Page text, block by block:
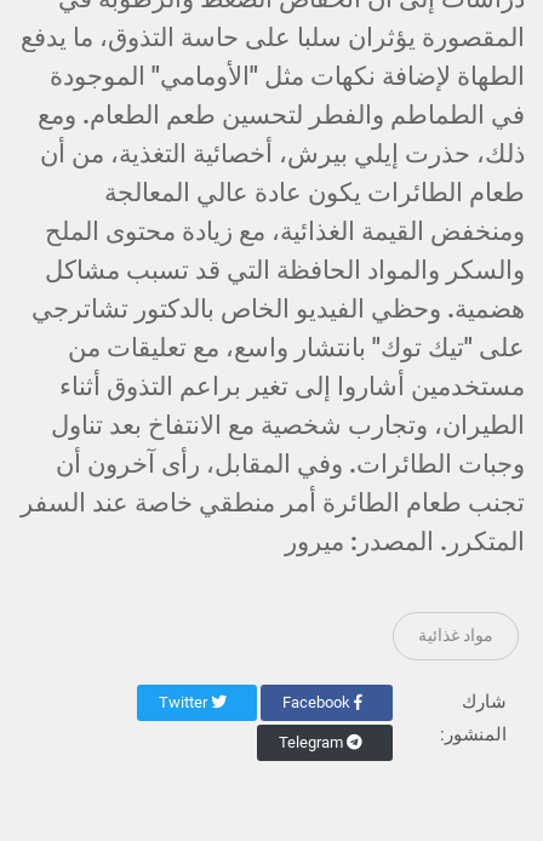
المقصورة يؤثران سلبا على حاسة التذوق، ما يدفع
الطهاة لإضافة نكهات مثل "الأومامي" الموجودة
في الطماطم والفطر لتحسين طعم الطعام. ومع
ذلك، حذرت إيلي بيرش، أخصائية التغذية، من أن
طعام الطائرات يكون عادة عالي المعالجة
ومنخفض القيمة الغذائية، مع زيادة محتوى الملح
والسكر والمواد الحافظة التي قد تسبب مشاكل
هضمية. وحظي الفيديو الخاص بالدكتور تشاترجي
على "تيك توك" بانتشار واسع، مع تعليقات من
مستخدمين أشاروا إلى تغير براعم التذوق أثناء
الطيران، وتجارب شخصية مع الانتفاخ بعد تناول
وجبات الطائرات. وفي المقابل، رأى آخرون أن
تجنب طعام الطائرة أمر منطقي خاصة عند السفر
المتكرر. المصدر: ميرور
مواد غذائية
شارك
المنشور:
Twitter
Telegram